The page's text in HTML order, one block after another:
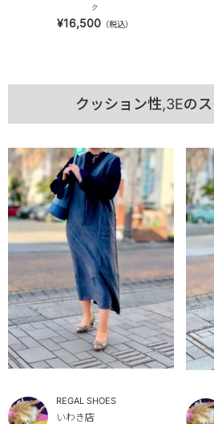
ク
¥16,500（税込）
クッション性,3Eの
REGAL SHOES
いわき店